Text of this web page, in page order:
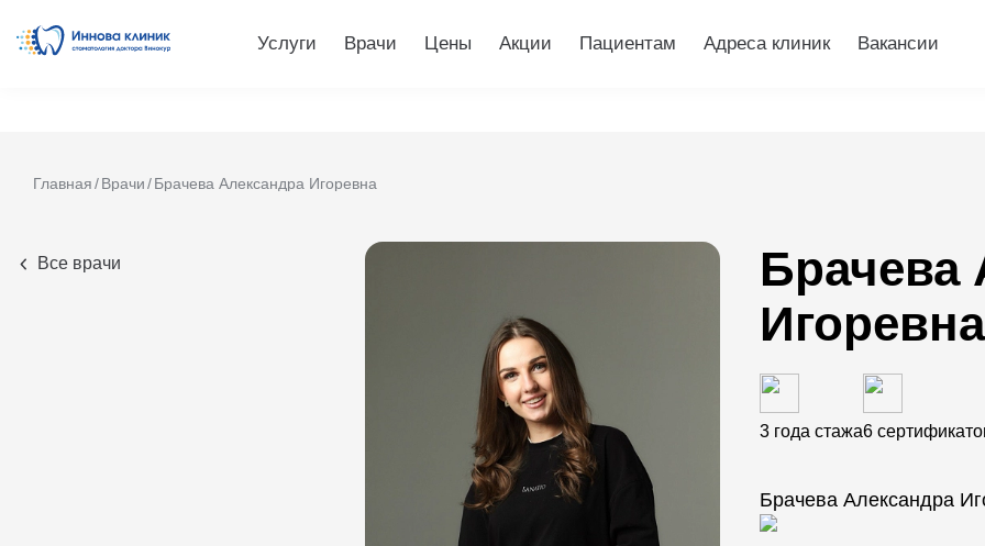
Услуги Врачи Цены Акции Пациентам Адреса клиник Вакансии
Главная Врачи Брачева Александра Игоревна
Все врачи
Брачева
Игоревна
3 года стажа6
Брачева Александра